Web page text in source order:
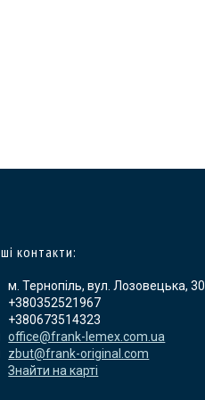
контакти:
м. Тернопіль, вул. Лозовецька, 30
+380352521967
+380673514323
office@frank-lemex.com.ua
zbut@frank-original.com
Знайти на карті